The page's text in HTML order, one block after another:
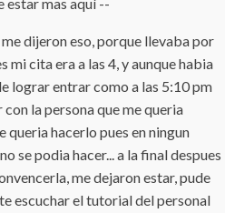
dijeron eso, porque llevaba por
mi cita era a las 4, y aunque habia
lograr entrar como a las 5:10 pm
la persona que me queria
hacerlo pues en ningun
se podia hacer... a la final despues
me dejaron estar, pude
escuchar el tutorial del personal